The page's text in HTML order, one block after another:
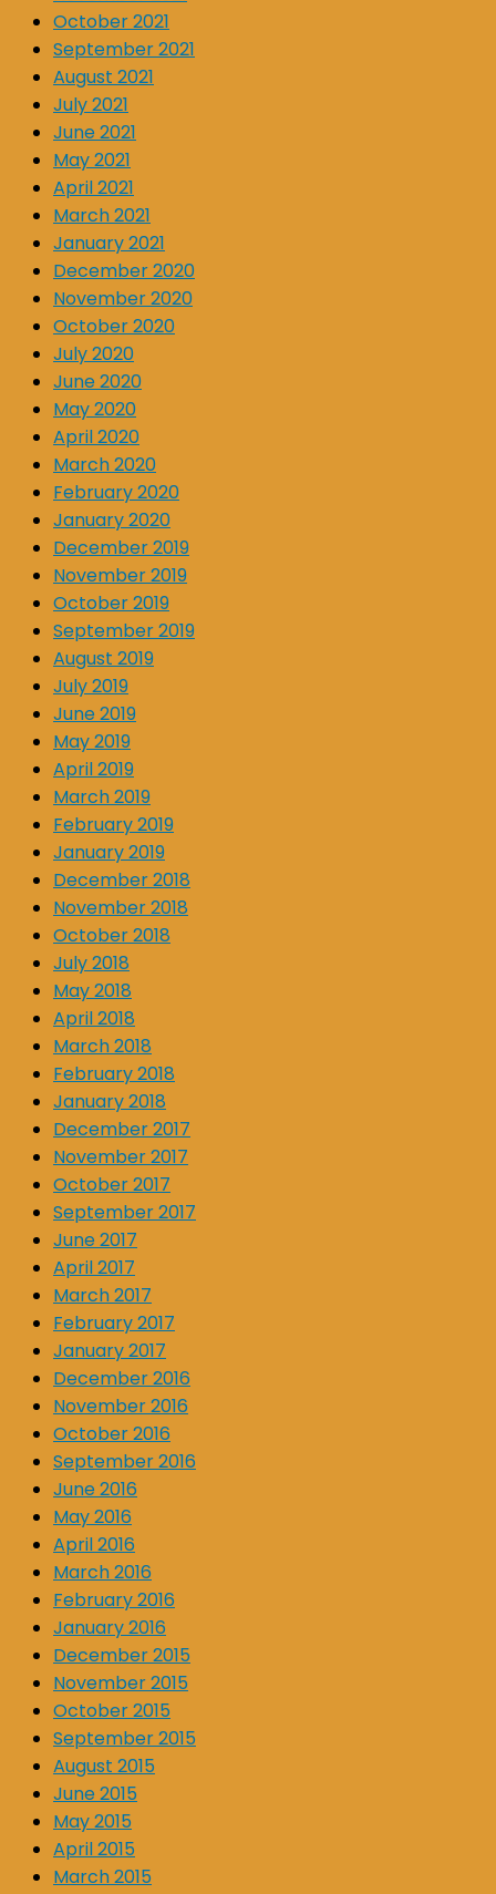
October 2021
September 2021
August 2021
July 2021
June 2021
May 2021
April 2021
March 2021
January 2021
December 2020
November 2020
October 2020
July 2020
June 2020
May 2020
April 2020
March 2020
February 2020
January 2020
December 2019
November 2019
October 2019
September 2019
August 2019
July 2019
June 2019
May 2019
April 2019
March 2019
February 2019
January 2019
December 2018
November 2018
October 2018
July 2018
May 2018
April 2018
March 2018
February 2018
January 2018
December 2017
November 2017
October 2017
September 2017
June 2017
April 2017
March 2017
February 2017
January 2017
December 2016
November 2016
October 2016
September 2016
June 2016
May 2016
April 2016
March 2016
February 2016
January 2016
December 2015
November 2015
October 2015
September 2015
August 2015
June 2015
May 2015
April 2015
March 2015